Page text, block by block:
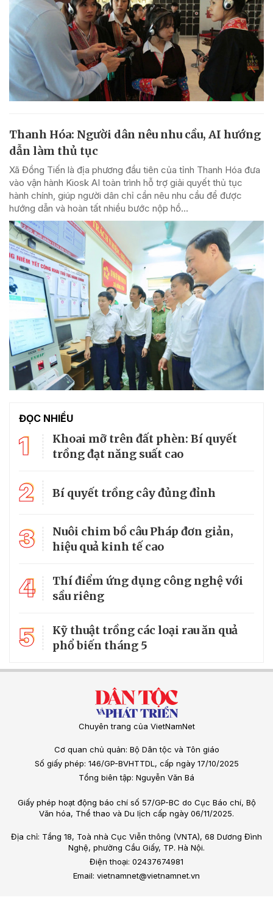
Thanh Hóa: Người dân nêu nhu cầu, AI hướng
dẫn làm thủ tục
Xã Đồng Tiến là địa phương đầu tiên của tỉnh Thanh Hóa đưa
vào vận hành Kiosk AI toàn trình hỗ trợ giải quyết thủ tục
hành chính, giúp người dân chỉ cần nêu nhu cầu để được
hướng dẫn và hoàn tất nhiều bước nộp hồ...
ĐỌC NHIỀU
1
Khoai mỡ trên đất phèn: Bí quyết
trồng đạt năng suất cao
2 Bí quyết trồng cây đủng đỉnh
3
Nuôi chim bồ câu Pháp đơn giản,
hiệu quả kinh tế cao
4
Thí điểm ứng dụng công nghệ với
sầu riêng
5
Kỹ thuật trồng các loại rau ăn quả
phổ biến tháng 5
Chuyên trang của VietNamNet
Cơ quan chủ quản: Bộ Dân tộc và Tôn giáo
Số giấy phép: 146/GP-BVHTTDL, cấp ngày 17/10/2025
Tổng biên tập: Nguyễn Văn Bá
Giấy phép hoạt động báo chí số 57/GP-BC do Cục Báo chí, Bộ
Văn hóa, Thể thao và Du lịch cấp ngày 06/11/2025.
Địa chỉ: Tầng 18, Toà nhà Cục Viễn thông (VNTA), 68 Dương Đình
Nghệ, phường Cầu Giấy, TP. Hà Nội.
Điện thoại: 02437674981
Email: vietnamnet@vietnamnet.vn